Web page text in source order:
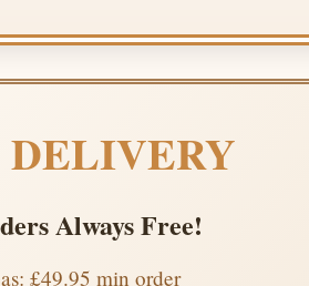
DELIVERY
Always Free!
£49.95 min order